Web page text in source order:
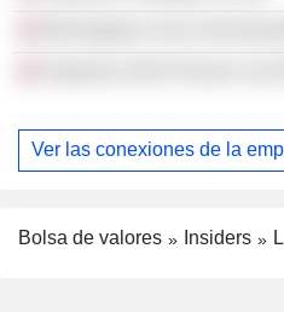
Ver las conexiones de la
Bolsa de valores Insiders